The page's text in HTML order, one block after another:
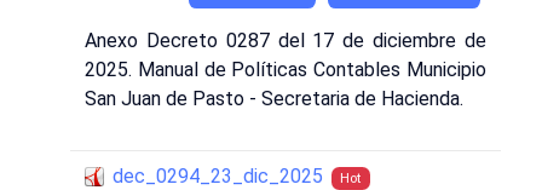
Anexo Decreto 0287 del 17 de diciembre de
2025. Manual de Políticas Contables Municipio
San Juan de Pasto - Secretaria de Hacienda.
dec_0294_23_dic_2025 Hot